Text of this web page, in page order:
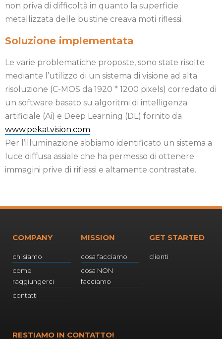
non priva di difficoltà in quanto la superficie
metallizzata delle bustine creava moti riflessi.
Soluzione implementata
Le varie problematiche proposte, sono state risolte
mediante l’utilizzo di un sistema di visione ad alta
risoluzione (C-MOS da 1920 * 1200 pixels) corredato di
un software basato su algoritmi di intelligenza
artificiale (Ai) e Deep Learning (DL) fornito da
www.pekatvision.com.
Per l’illuminazione abbiamo identificato un sistema a
luce diffusa assiale che ha permesso di ottenere
immagini prive di riflessi e altamente contrastate.
COMPANY
chi siamo
come
raggiungerci
contatti
MISSION
cosa facciamo
cosa NON
facciamo
GET STARTED
clienti
RESTIAMO IN CONTATTO!